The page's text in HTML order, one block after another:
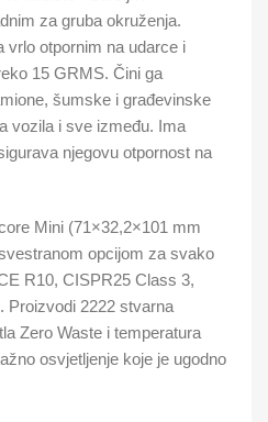
za gruba okruženja.
vrlo otpornim na udarce i
15 GRMS. Čini ga
šumske i građevinske
vozila i sve između. Ima
njegovu otpornost na
Mini (71×32,2×101 mm
opcijom za svako
R10, CISPR25 Class 3,
Proizvodi 2222 stvarna
Zero Waste i temperatura
osvjetljenje koje je ugodno